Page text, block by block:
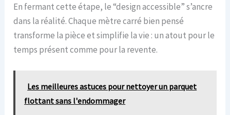
En fermant cette étape, le “design accessible” s’ancre
dans la réalité. Chaque mètre carré bien pensé
transforme la pièce et simplifie la vie : un atout pour le
temps présent comme pour la revente.
Les meilleures astuces pour nettoyer un parquet
flottant sans l'endommager